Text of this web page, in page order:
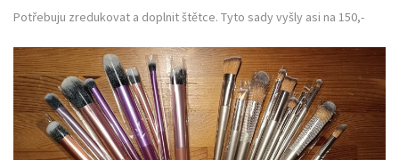
Potřebuju zredukovat a doplnit štětce. Tyto sady vyšly asi na 150,-